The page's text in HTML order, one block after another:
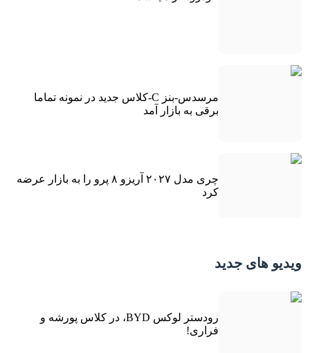
مرسدس-بنز C-کلاس جدید در نمونه تماما
برقی به بازار آمد
چری مدل ۲۰۲۷ آریزو ۸ پرو را به بازار عرضه
کرد
ویدیو های جدید
رودستر لوکس BYD، در کلاس پورشه و
فراری!